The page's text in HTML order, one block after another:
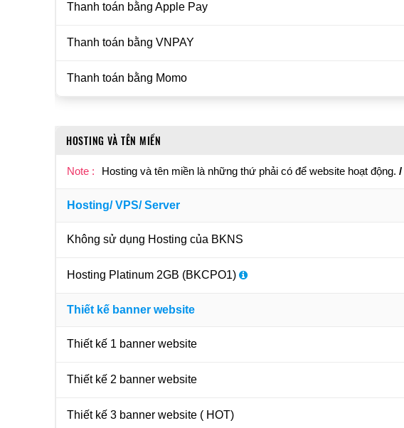
Thanh toán bằng Apple Pay
Thanh toán bằng VNPAY
Thanh toán bằng Momo
HOSTING VÀ TÊN MIỀN
Note : Hosting và tên miền là những thứ phải có để website hoạt động. /
Hosting/ VPS/ Server
Không sử dụng Hosting của BKNS
Hosting Platinum 2GB (BKCPO1)
Thiết kế banner website
Thiết kế 1 banner website
Thiết kế 2 banner website
Thiết kế 3 banner website ( HOT)